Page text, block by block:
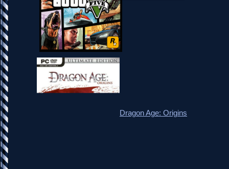
Dragon Age: Origins